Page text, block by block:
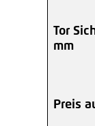
Tor
mm
Preis